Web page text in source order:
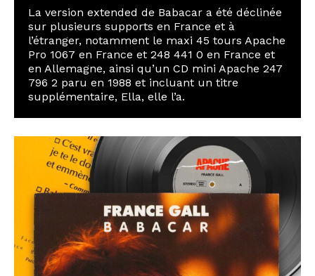
La version extended de Babacar a été déclinée
sur plusieurs supports en France et à
l’étranger, notamment le maxi 45 tours Apache
Pro 1067 en France et 248 441 0 en France et
en Allemagne, ainsi qu’un CD mini Apache 247
796 2 paru en 1988 et incluant un titre
supplémentaire, Ella, elle l’a.